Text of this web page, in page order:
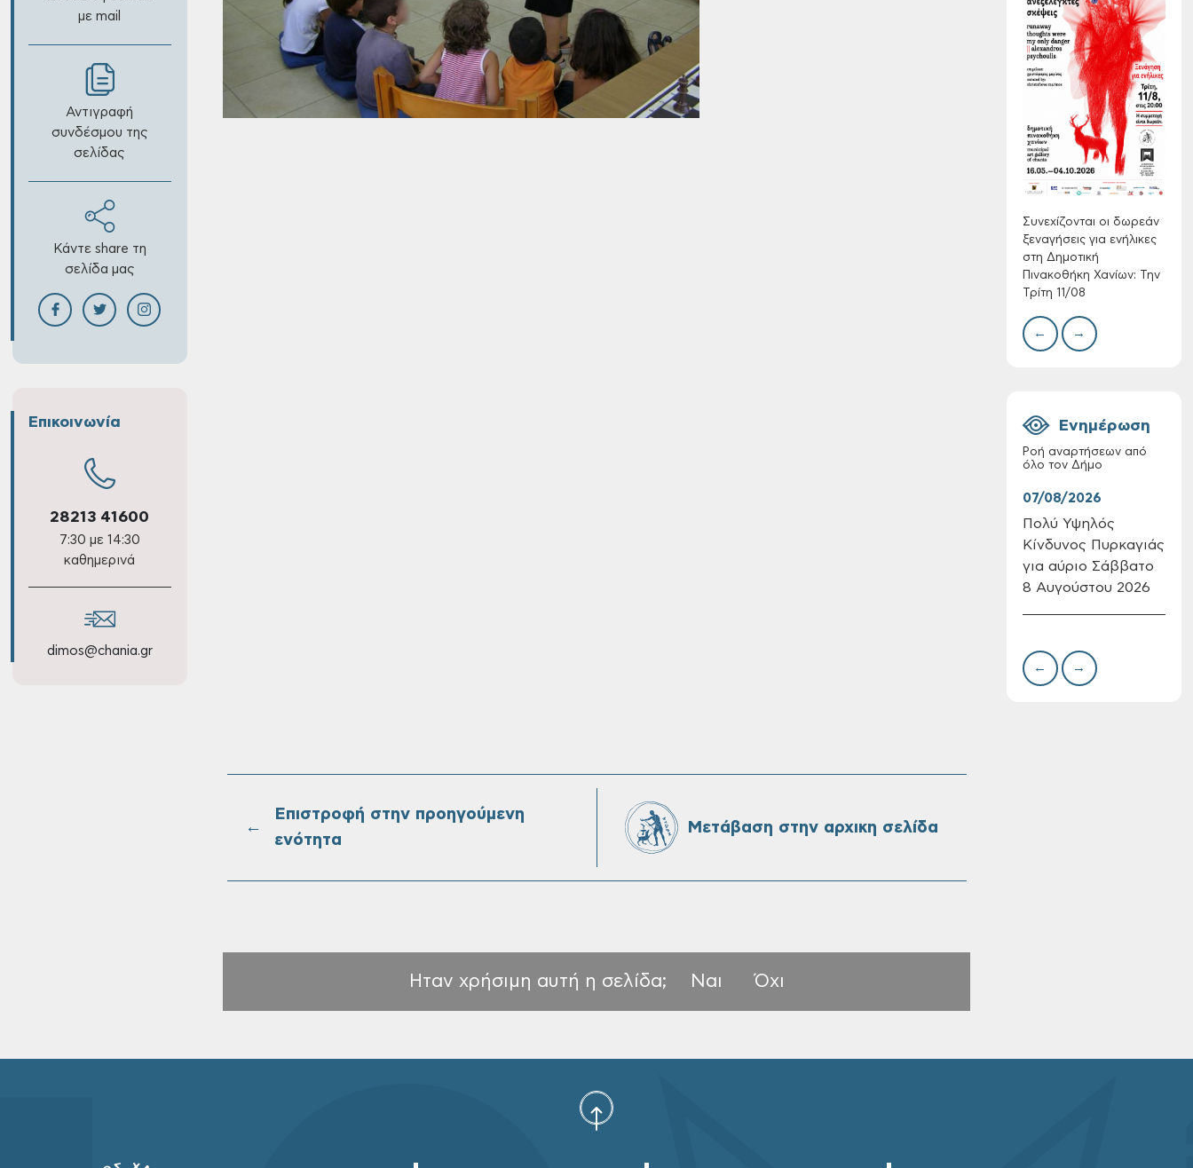
με mail
Αντιγραφή
συνδέσμου της
σελίδας
Κάντε share τη
σελίδα μας
Επικοινωνία
28213 41600
7:30 με 14:30
καθημερινά
dimos@chania.gr
Συνεχίζονται οι
δωρεάν ξεναγήσεις
για ενήλικες στη
Δημοτική
Πινακοθήκη Χανίων:
Την Τρίτη 11/08
Τακτική συνεδρίαση
Επαναλειτουργία
του συστήματος
SeaTrac στην
Συνεχίζονται οι δωρεάν
ξεναγήσεις για ενήλικες
στη Δημοτική
Πινακοθήκη Χανίων: Την
Τρίτη 11/08
← →
Ενημέρωση
Ροή αναρτήσεων από
όλο τον Δήμο
07/08/2026
Πολύ Υψηλός
Κίνδυνος Πυρκαγιάς
για αύριο Σάββατο
8 Αυγούστου 2026
← →
←
Επιστροφή στην προηγούμενη
ενότητα
Μετάβαση στην αρχικη σελίδα
Ηταν χρήσιμη αυτή η σελίδα; Ναι Όχι